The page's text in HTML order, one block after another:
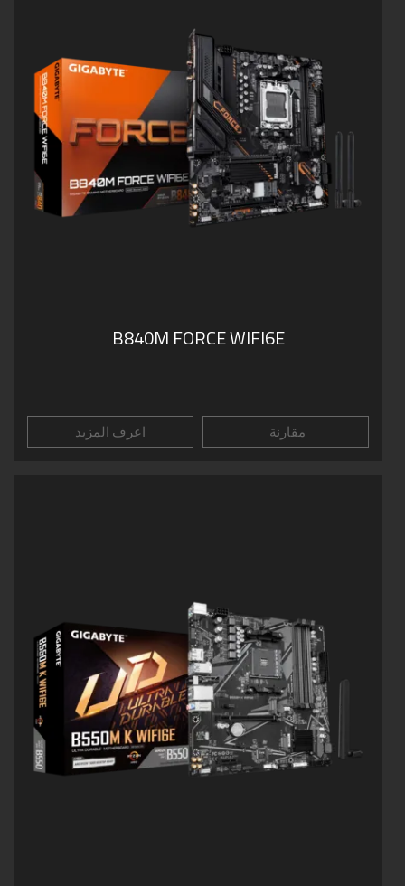
B840M FORCE WIFI6E
اعرف المزيد مقارنة